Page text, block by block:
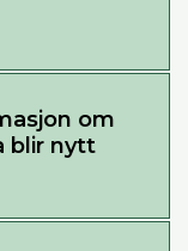
om
blir nytt